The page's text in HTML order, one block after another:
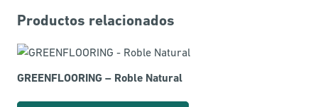
Productos relacionados
GREENFLOORING – Roble Natural